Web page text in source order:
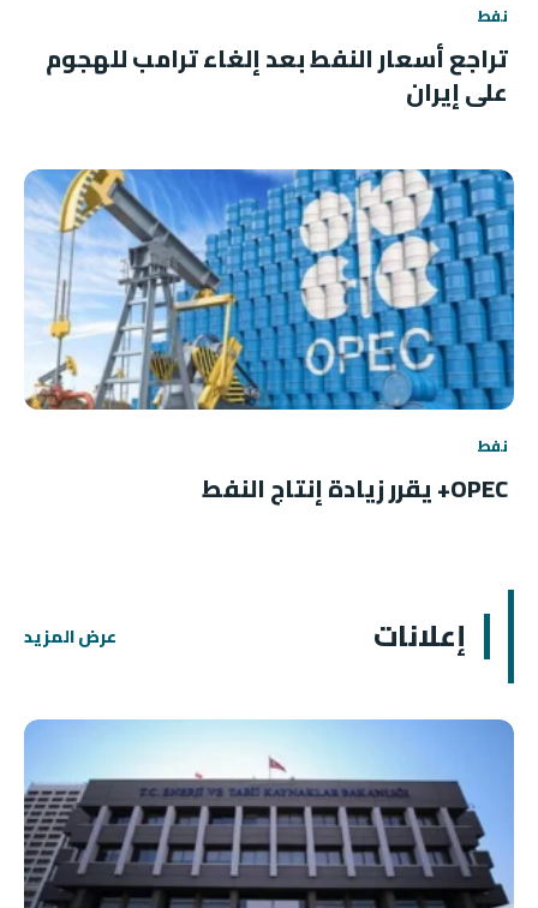
نفط
تراجع أسعار النفط بعد إلغاء ترامب للهجوم
على إيران
نفط
OPEC+ يقرر زيادة إنتاج النفط
إعلانات عرض المزيد